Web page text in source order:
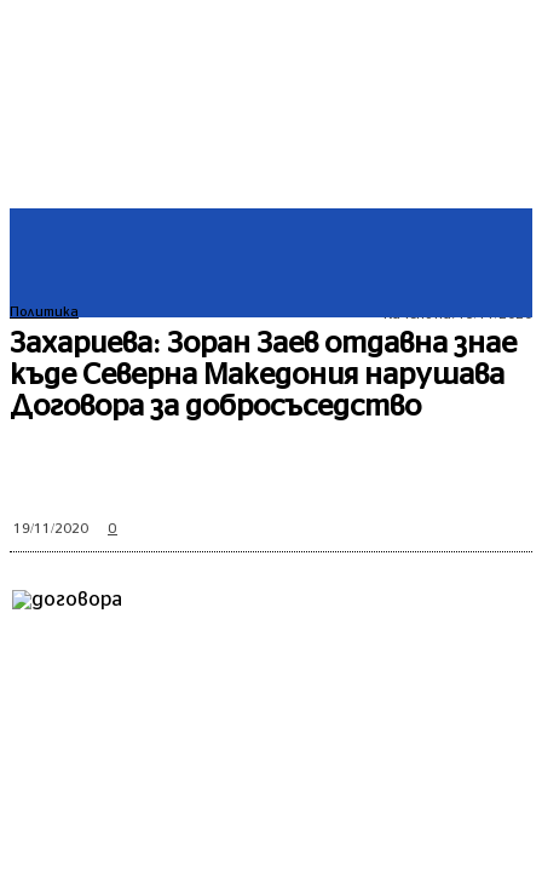
Политика
Захариева: Зоран Заев отдавна знае
къде Северна Македония нарушава
Договора за добросъседство
19/11/2020 0